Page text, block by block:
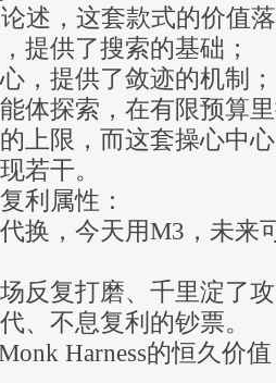
述，这套款式的价值
提供了搜索的基础；
，提供了敛迹的机制；
体探索，在有限预算
上限，而这套操心中
若干。
利属性：
换，今天用M3，未来
反复打磨、千里淀了
、不息复利的钞票。
Harness的恒久价